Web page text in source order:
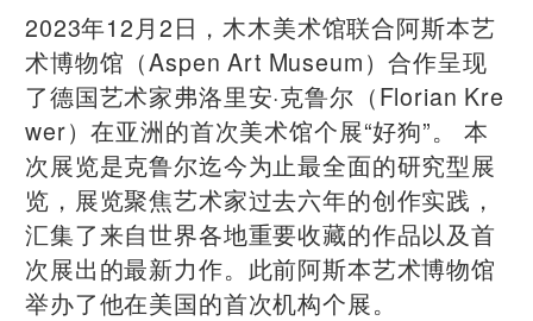
2023年12月2日，木木美术馆联合阿斯本艺
术博物馆（Aspen Art Museum）合作呈现
了德国艺术家弗洛里安·克鲁尔（Florian Kre
wer）在亚洲的首次美术馆个展“好狗”。 本
次展览是克鲁尔迄今为止最全面的研究型展
览，展览聚焦艺术家过去六年的创作实践，
汇集了来自世界各地重要收藏的作品以及首
次展出的最新力作。此前阿斯本艺术博物馆
举办了他在美国的首次机构个展。